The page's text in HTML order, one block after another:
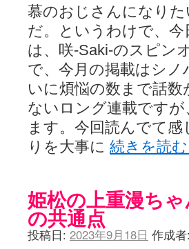
咲-Saki-.長野編をにょろんと見てみ
まったり咲SS他ブログ - 咲-Saki- / 照
咲-Saki-カツゲン備忘録 / 咲-Saki-154
百合っぽいぶろぐ - 咲-Saki- / シノ
あかどる日和 - 咲-saki- / 【今回は考
妥当麻雀界ブログ / コミックマーケッ
咲-saki-速報 / 一時休止のお知らせ
ふわふわな記憶 / 1 (16:20)
咲っ考 / 何故咲は大将で、照は先鋒な
Danas je lep dan. / [咲-Saki-]もしイ
ぴゅーく☆すてっぷ - 咲-Saki- / ブログ
What You Mean ? - 咲-Saki- / 第2回清
乱れ雪月花 - 咲-Saki- / ブログ終了の
YUKARI / 【宥菫】 ＳＳ更新とお知
アルカ茄子 / 戒能物怪録 キングとは
竹ブログ - 咲-Saki- / 【咲-Saki-】ゲー
SSSSS(-saki-しゃーぷしゅーとしょ
慕のおじさんになり
だ。というわけで、
は、咲-Saki-のスピン
で、今月の掲載はシ
いに煩悩の数まで話
ないロング連載です
ます。今回読んでて
りを大事に 続きを読む
姫松の上重漫ち
の共通点
投稿日: 2023年9月18日 作成者: